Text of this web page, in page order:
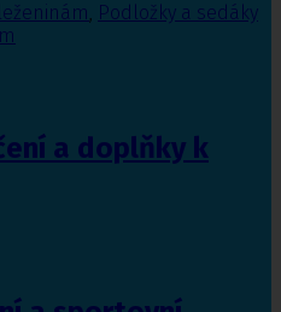
, Podložky a sedáky
a doplňky k